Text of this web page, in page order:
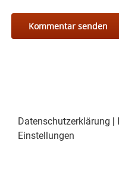
Datenschutzerklärung |
Einstellungen